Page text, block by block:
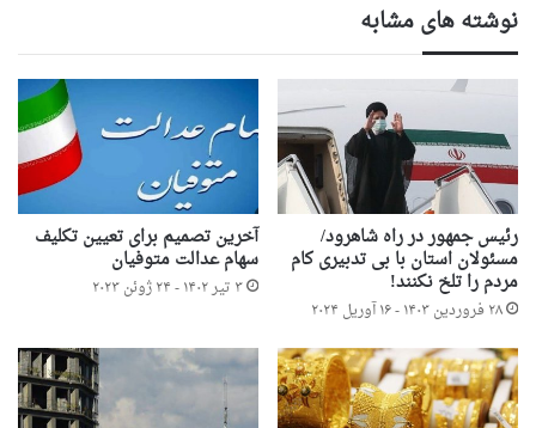
نوشته های مشابه
رئیس جمهور در راه شاهرود/
مسئولان استان با بی تدبیری کام
مردم را تلخ نکنند!
۲۸ فروردین ۱۴۰۳ - ۱۶ آوریل ۲۰۲۴
آخرین تصمیم برای تعیین تکلیف
سهام عدالت متوفیان
۳ تیر ۱۴۰۲ - ۲۴ ژوئن ۲۰۲۳